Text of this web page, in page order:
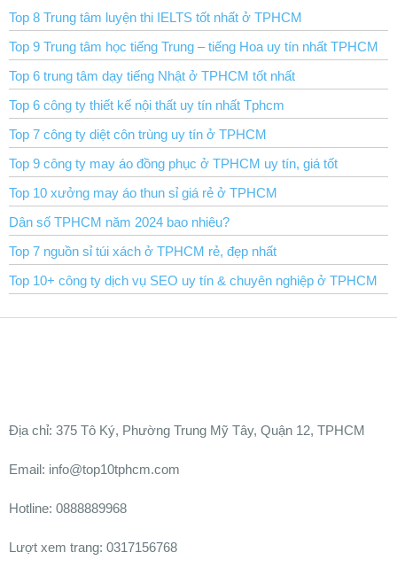
Top 8 Trung tâm luyện thi IELTS tốt nhất ở TPHCM
Top 9 Trung tâm học tiếng Trung – tiếng Hoa uy tín nhất TPHCM
Top 6 trung tâm dạy tiếng Nhật ở TPHCM tốt nhất
Top 6 công ty thiết kế nội thất uy tín nhất Tphcm
Top 7 công ty diệt côn trùng uy tín ở TPHCM
Top 9 công ty may áo đồng phục ở TPHCM uy tín, giá tốt
Top 10 xưởng may áo thun sỉ giá rẻ ở TPHCM
Dân số TPHCM năm 2024 bao nhiêu?
Top 7 nguồn sỉ túi xách ở TPHCM rẻ, đẹp nhất
Top 10+ công ty dịch vụ SEO uy tín & chuyên nghiệp ở TPHCM
Ðịa chỉ: 375 Tô Ký, Phường Trung Mỹ Tây, Quận 12, TPHCM
Email: info@top10tphcm.com
Hotline: 0888889968
Lượt xem trang: 0317156768